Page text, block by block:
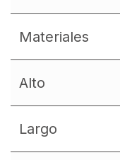
Materiales
Alto
Largo